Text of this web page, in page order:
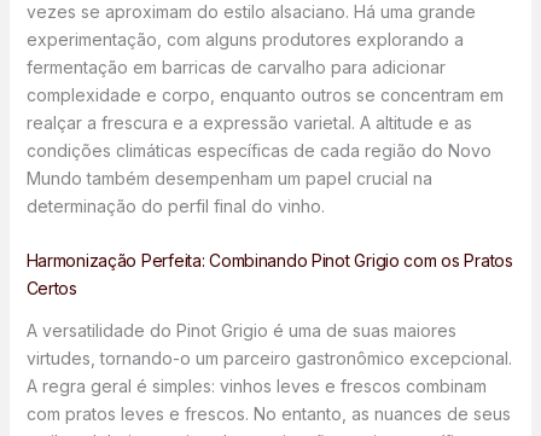
vezes se aproximam do estilo alsaciano. Há uma grande
experimentação, com alguns produtores explorando a
fermentação em barricas de carvalho para adicionar
complexidade e corpo, enquanto outros se concentram em
realçar a frescura e a expressão varietal. A altitude e as
condições climáticas específicas de cada região do Novo
Mundo também desempenham um papel crucial na
determinação do perfil final do vinho.
Harmonização Perfeita: Combinando Pinot Grigio com os Pratos
Certos
A versatilidade do Pinot Grigio é uma de suas maiores
virtudes, tornando-o um parceiro gastronômico excepcional.
A regra geral é simples: vinhos leves e frescos combinam
com pratos leves e frescos. No entanto, as nuances de seus